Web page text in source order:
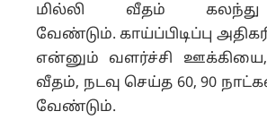
மில்லி வீதம்
வேண்டும்.காய்ப்பிடிப்பு
என்னும் வளர்ச்சி ஊக்கியை,
வீதம், நடவு செய்த 60, 90
வேண்டும்.